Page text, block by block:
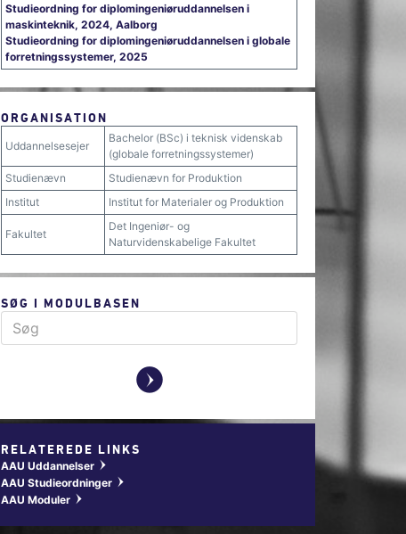
Studieordning for diplomingeniøruddannelsen i
maskinteknik, 2024, Aalborg
Studieordning for diplomingeniøruddannelsen i globale
forretningssystemer, 2025
ORGANISATION
Uddannelsesejer
Bachelor (BSc) i teknisk videnskab
(globale forretningssystemer)
Studienævn
Studienævn for Produktion
Institut
Institut for Materialer og Produktion
Fakultet
Det Ingeniør- og
Naturvidenskabelige Fakultet
SØG I MODULBASEN
y
RELATEREDE LINKS
AAU Uddannelser w
AAU Studieordninger w
AAU Moduler w